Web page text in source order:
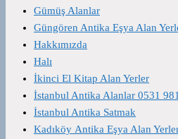
Gümüş Alanlar
Güngören Antika Eşya Alan
Hakkımızda
Halı
İkinci El Kitap Alan Yerler
İstanbul Antika Alanlar 0531
İstanbul Antika Satmak
Kadıköy Antika Eşya Alan